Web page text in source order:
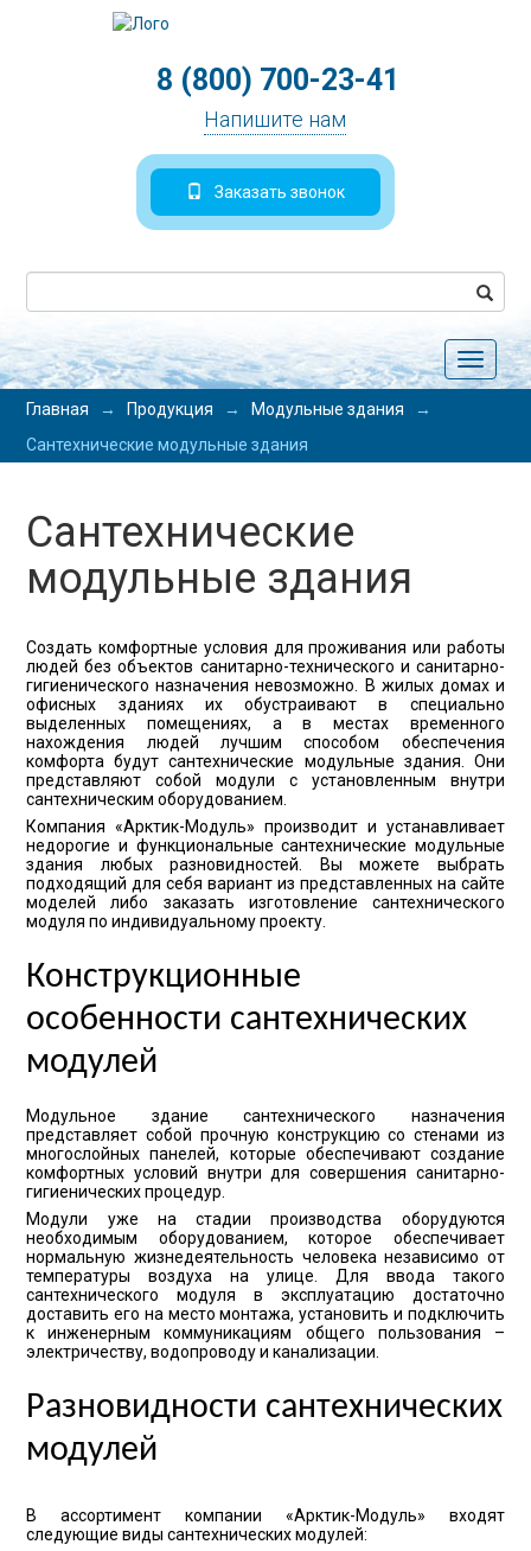
8 (800) 700-23-41
Напишите нам
Заказать звонок
Toggle
Главная
→ Продукция → Модульные здания
→
Сантехнические модульные здания
Сантехнические
модульные здания
Создать комфортные условия для проживания или работы
людей без объектов санитарно-технического и санитарно-
гигиенического назначения невозможно. В жилых домах и
офисных зданиях их обустраивают в специально
выделенных помещениях, а в местах временного
нахождения людей лучшим способом обеспечения
комфорта будут сантехнические модульные здания. Они
представляют собой модули с установленным внутри
сантехническим оборудованием.
Компания «Арктик-Модуль» производит и устанавливает
недорогие и функциональные сантехнические модульные
здания любых разновидностей. Вы можете выбрать
подходящий для себя вариант из представленных на сайте
моделей либо заказать изготовление сантехнического
модуля по индивидуальному проекту.
Конструкционные
особенности сантехнических
модулей
Модульное здание сантехнического назначения
представляет собой прочную конструкцию со стенами из
многослойных панелей, которые обеспечивают создание
комфортных условий внутри для совершения санитарно-
гигиенических процедур.
Модули уже на стадии производства оборудуются
необходимым оборудованием, которое обеспечивает
нормальную жизнедеятельность человека независимо от
температуры воздуха на улице. Для ввода такого
сантехнического модуля в эксплуатацию достаточно
доставить его на место монтажа, установить и подключить
к инженерным коммуникациям общего пользования –
электричеству, водопроводу и канализации.
Разновидности сантехнических
модулей
В ассортимент компании «Арктик-Модуль» входят
следующие виды сантехнических модулей: